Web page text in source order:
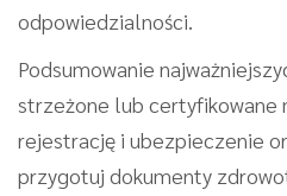
odpowiedzialności.
Podsumowanie
strzeżone lub certyfikowane
rejestrację i ubezpieczenie
przygotuj dokumenty